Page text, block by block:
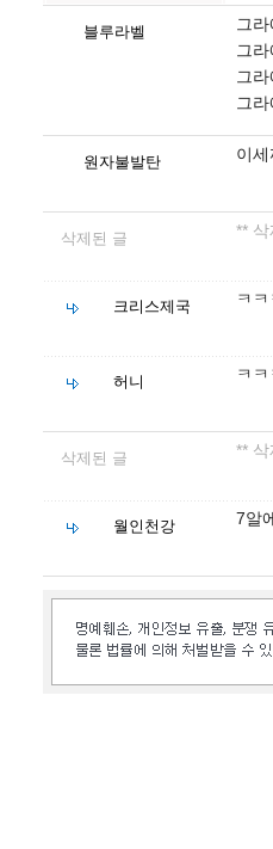
블루라벨
그
그
그
그
원자불발탄 이
삭제된 글 **
크리스제국 ㅋ
허니 ㅋ
삭제된 글 **
월인천강 7알